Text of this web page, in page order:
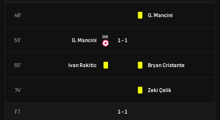
48' G. Mancini
55' G. Mancini
OG
1 - 1
65' Ivan Rakitic Bryan Cristante
74' Zeki Çelik
FT 1-1